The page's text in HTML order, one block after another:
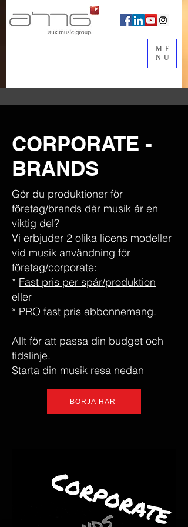
ME
NU
CORPORATE -
BRANDS
Gör du produktioner för
företag/brands där musik är en
viktig del?
Vi erbjuder 2 olika licens modeller
vid musik användning för
företag/corporate:
* Fast pris per spår/produktion
eller
* PRO fast pris abbonnemang.
Allt för att passa din budget och
tidslinje.
Starta din musik resa nedan
BÖRJA HÄR